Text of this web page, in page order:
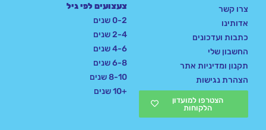
צרו קשר
אדותינו
כתבות ועדכונים
החשבון שלי
תקנון ומדיניות אתר
הצהרת נגישות
הצטרפו למועדון
הלקוחות
צעצועים לפי גיל
0-2 שנים
2-4 שנים
4-6 שנים
6-8 שנים
8-10 שנים
+10 שנים